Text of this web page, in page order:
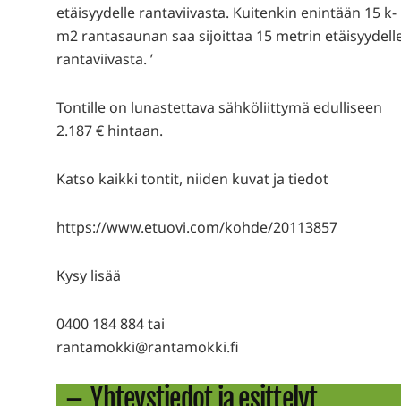
etäisyydelle rantaviivasta. Kuitenkin enintään 15 k-
m2 rantasaunan saa sijoittaa 15 metrin
rantaviivasta. ’
Tontille on lunastettava sähköliittymä edulliseen
2.187 € hintaan.
Katso kaikki tontit, niiden kuvat ja tiedot
https://www.etuovi.com/kohde/20113857
Kysy lisää
0400 184 884 tai
rantamokki@rantamokki.fi
Yhteystiedot ja esittelyt